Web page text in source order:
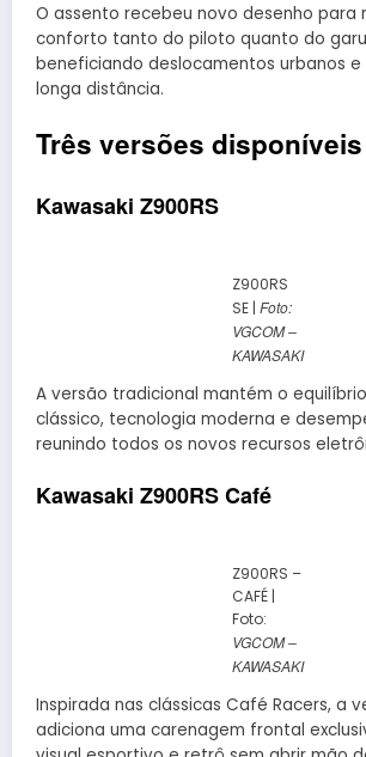
O assento recebeu novo desenho para
conforto tanto do piloto quanto do
beneficiando deslocamentos urbanos e
longa distância.
Três versões disponíveis
Kawasaki Z900RS
Z900RS
SE | Foto:
VGCOM –
KAWASAKI
A versão tradicional mantém o
clássico, tecnologia moderna e
reunindo todos os novos recursos
Kawasaki Z900RS Café
Z900RS –
CAFÉ |
Foto:
VGCOM –
KAWASAKI
Inspirada nas clássicas Café Racers, a
adiciona uma carenagem frontal